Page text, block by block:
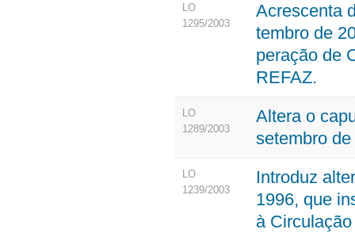
LO
1295/2003
Acrescenta
tembro de
peração de
REFAZ.
LO
1289/2003
Altera o
setembro
LO
1239/2003
Introduz
1996, que
à